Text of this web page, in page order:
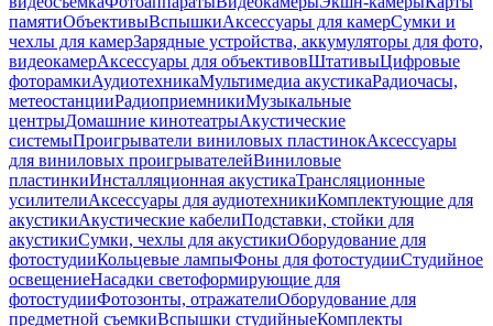
памятиОбъективыВспышкиАксессуары для камерСумки и
чехлы для камерЗарядные устройства, аккумуляторы для фото,
видеокамерАксессуары для объективовШтативыЦифровые
фоторамкиАудиотехникаМультимедиа акустикаРадиочасы,
метеостанцииРадиоприемникиМузыкальные
центрыДомашние кинотеатрыАкустические
системыПроигрыватели виниловых пластинокАксессуары
для виниловых проигрывателейВиниловые
пластинкиИнсталляционная акустикаТрансляционные
усилителиАксессуары для аудиотехникиКомплектующие для
акустикиАкустические кабелиПодставки, стойки для
акустикиСумки, чехлы для акустикиОборудование для
фотостудииКольцевые лампыФоны для фотостудииСтудийное
освещениеНасадки светоформирующие для
фотостудииФотозонты, отражателиОборудование для
предметной съемкиВспышки студийныеКомплекты